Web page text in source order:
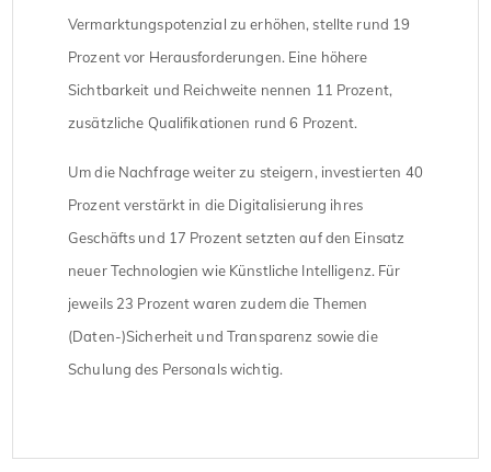
Vermarktungspotenzial zu erhöhen, stellte rund 19
Prozent vor Herausforderungen. Eine höhere
Sichtbarkeit und Reichweite nennen 11 Prozent,
zusätzliche Qualifikationen rund 6 Prozent.
Um die Nachfrage weiter zu steigern, investierten 40
Prozent verstärkt in die Digitalisierung ihres
Geschäfts und 17 Prozent setzten auf den Einsatz
neuer Technologien wie Künstliche Intelligenz. Für
jeweils 23 Prozent waren zudem die Themen
(Daten-)Sicherheit und Transparenz sowie die
Schulung des Personals wichtig.